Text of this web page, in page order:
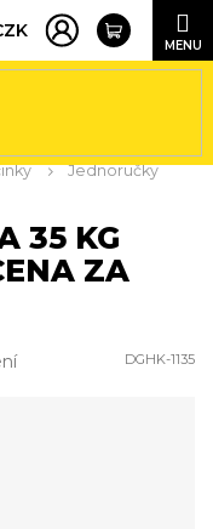
Jednoručky
35 KG
ZA
DGHK-1135